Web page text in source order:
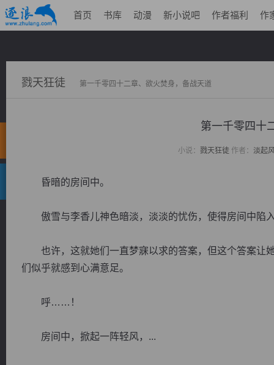
首页 书库 动漫 新小说吧 作者福利 作
戮天狂徒 第一千零四十二章、欲火焚身，备战天道
第一千零四十
小说： 戮天狂徒作者： 淡起
昏暗的房间中。
傲雪与李香儿神色暗淡，淡淡的忧伤，使得房间中陷
也许，这就她们一直梦寐以求的答案，但这个答案让
们似乎就感到心满意足。
呼……！
房间中，掀起一阵轻风，...